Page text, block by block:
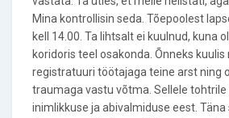
Mina kontrollisin seda. Tõepoolest
kell 14.00. Ta lihtsalt ei kuulnud, kuna
koridoris teel osakonda. Õnneks
registratuuri töötajaga teine arst ning
traumaga vastu võtma. Sellele tohtrile
inimlikkuse ja abivalmiduse eest. Täna